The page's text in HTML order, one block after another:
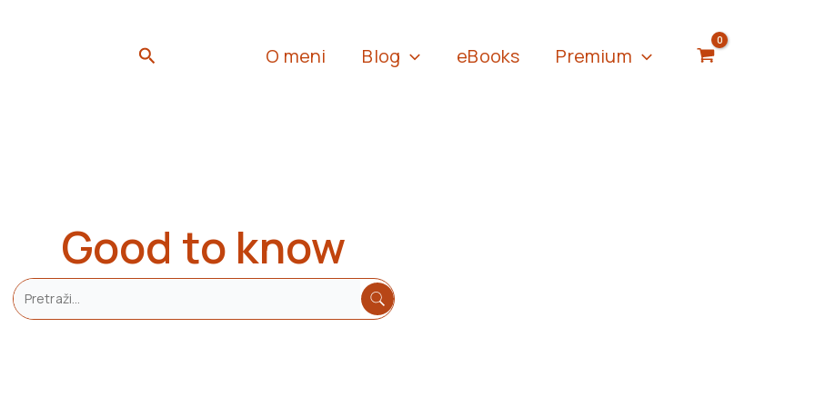
Search O meni Blog eBooks Premium
Good to know